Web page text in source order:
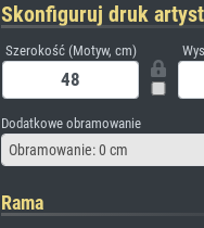
Skonfiguruj druk
Szerokość (Motyw, cm)
Dodatkowe obramowanie
Obramowanie: 0 cm
Rama